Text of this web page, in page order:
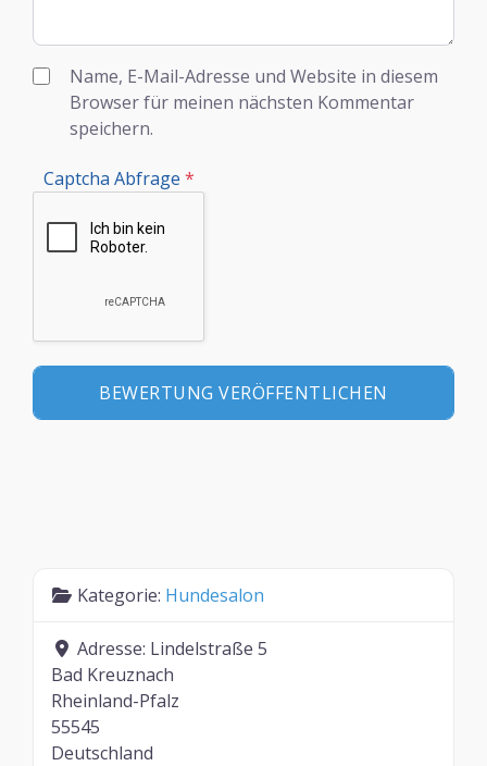
Name, E-Mail-Adresse und Website in diesem
Browser für meinen nächsten Kommentar
speichern.
Captcha Abfrage *
Kategorie: Hundesalon
Adresse: Lindelstraße 5
Bad Kreuznach
Rheinland-Pfalz
55545
Deutschland